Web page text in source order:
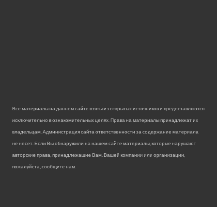
Все материалы на данном сайте взяты из открытых источников и предоставляются
исключительно в ознакомительных целях. Права на материалы принадлежат их
владельцам. Администрация сайта ответственности за содержание материала
не несет. Если Вы обнаружили на нашем сайте материалы, которые нарушают
авторские права, принадлежащие Вам, Вашей компании или организации,
пожалуйста, сообщите нам.